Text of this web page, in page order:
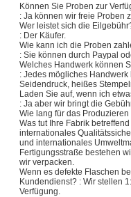
Können Sie Proben zur
: Ja können wir freie Proben
Wer leistet sich die
: Der Käufer.
Wie kann ich die Proben
: Sie können durch Paypal
Welches Handwerk können
: Jedes mögliches
Seidendruck, heißes
Laden Sie auf, wenn ich
: Ja aber wir bringt die
Wie lang für das
Was tut Ihre Fabrik
internationales
und internationales
Fertigungsstraße bestehen
wir verpacken.
Wenn es defekte Flaschen
Kundendienst? : Wir stellen
Verfügung.